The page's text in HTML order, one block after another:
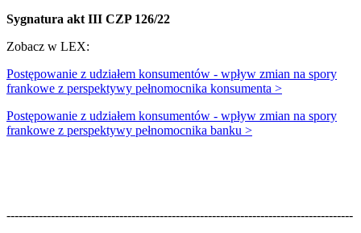
Sygnatura akt III CZP 126/22
Zobacz w LEX:
Postępowanie z udziałem konsumentów - wpływ zmian na spory
frankowe z perspektywy pełnomocnika konsumenta >
Postępowanie z udziałem konsumentów - wpływ zmian na spory
frankowe z perspektywy pełnomocnika banku >
--------------------------------------------------------------------------------------